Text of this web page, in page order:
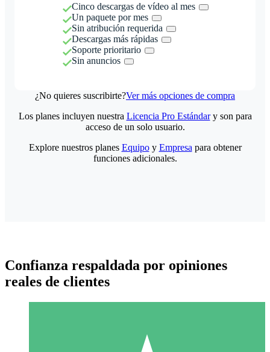
Cinco descargas de vídeo al mes
Un paquete por mes
Sin atribución requerida
Descargas más rápidas
Soporte prioritario
Sin anuncios
¿No quieres suscribirte?Ver más opciones de compra
Los planes incluyen nuestra Licencia Pro Estándary son para
acceso de un solo usuario.
Explore nuestros planes Equipoy Empresa para obtener
funciones adicionales.
Confianza respaldada por opiniones
reales de clientes